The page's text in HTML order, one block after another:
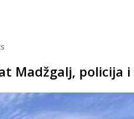
Madžgalj, policija